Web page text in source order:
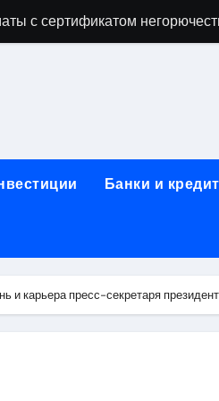
с сертификатом
и направляющих для
лотков для хранения
этапы строительства,
информация о
Банки и
и карьера пресс-секретаря